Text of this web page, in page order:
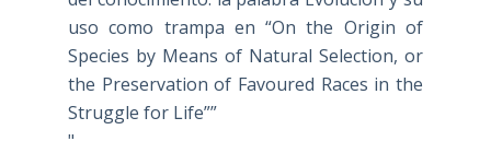
uso como trampa en “On the Origin of
Species by Means of Natural Selection, or
the Preservation of Favoured Races in the
Struggle for Life””
"